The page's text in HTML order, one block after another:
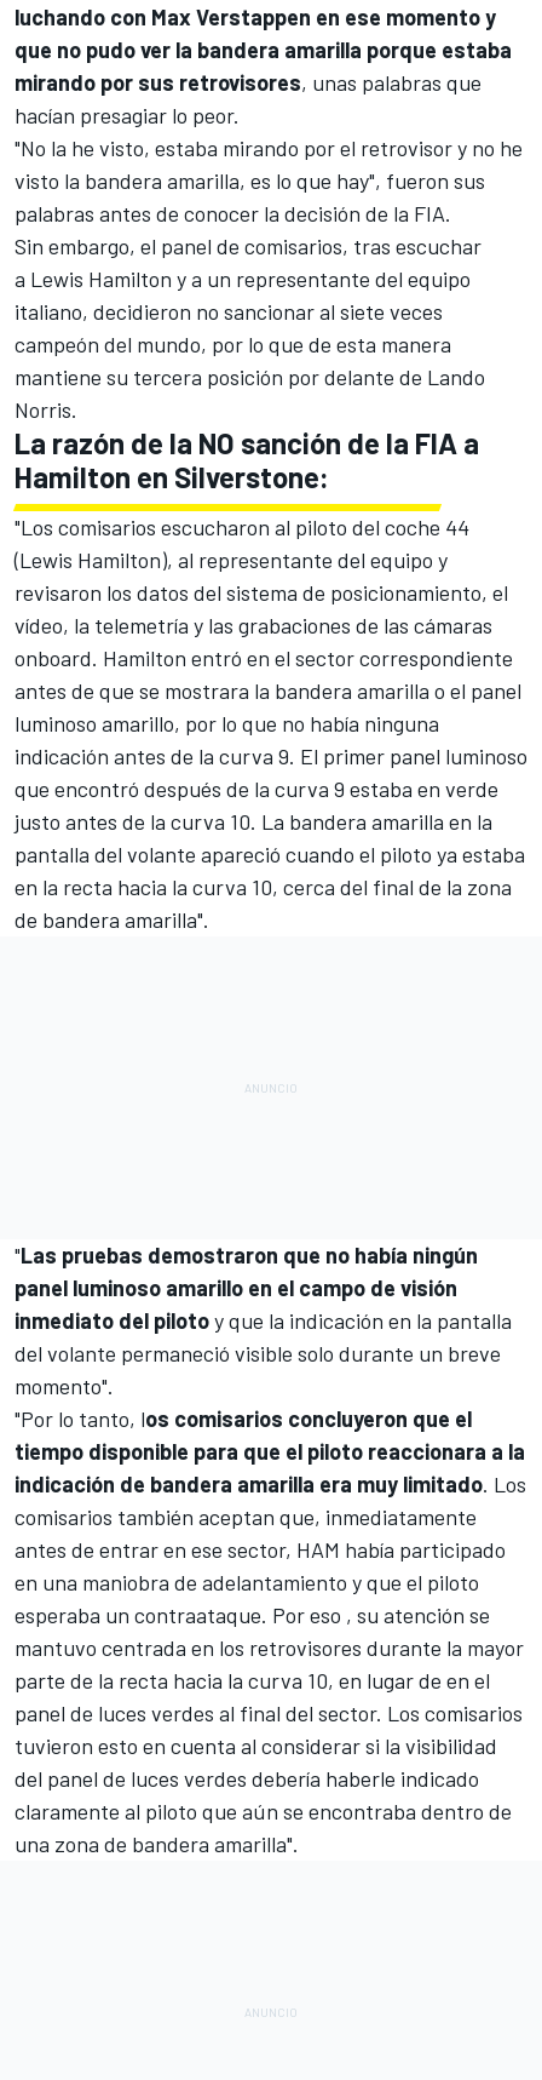
luchando con Max Verstappen en ese momento y
que no pudo ver la bandera amarilla porque estaba
mirando por sus retrovisores, unas palabras que
hacían presagiar lo peor.
"No la he visto, estaba mirando por el retrovisor y no he
visto la bandera amarilla, es lo que hay", fueron sus
palabras antes de conocer la decisión de la FIA.
Sin embargo, el panel de comisarios, tras escuchar
a Lewis Hamilton y a un representante del equipo
italiano, decidieron no sancionar al siete veces
campeón del mundo, por lo que de esta manera
mantiene su tercera posición por delante de Lando
Norris.
La razón de la NO sanción de la FIA a
Hamilton en Silverstone:
"Los comisarios escucharon al piloto del coche 44
(Lewis Hamilton), al representante del equipo y
revisaron los datos del sistema de posicionamiento, el
vídeo, la telemetría y las grabaciones de las cámaras
onboard. Hamilton entró en el sector correspondiente
antes de que se mostrara la bandera amarilla o el panel
luminoso amarillo, por lo que no había ninguna
indicación antes de la curva 9. El primer panel luminoso
que encontró después de la curva 9 estaba en verde
justo antes de la curva 10. La bandera amarilla en la
pantalla del volante apareció cuando el piloto ya estaba
en la recta hacia la curva 10, cerca del final de la zona
de bandera amarilla".
"Las pruebas demostraron que no había ningún
panel luminoso amarillo en el campo de visión
inmediato del pilotoy que la indicación en la pantalla
del volante permaneció visible solo durante un breve
momento".
"Por lo tanto, los comisarios concluyeron que el
tiempo disponible para que el piloto reaccionara a la
indicación de bandera amarilla era muy limitado. Los
comisarios también aceptan que, inmediatamente
antes de entrar en ese sector, HAM había participado
en una maniobra de adelantamiento y que el piloto
esperaba un contraataque. Por eso , su atención se
mantuvo centrada en los retrovisores durante la mayor
parte de la recta hacia la curva 10, en lugar de en el
panel de luces verdes al final del sector. Los comisarios
tuvieron esto en cuenta al considerar si la visibilidad
del panel de luces verdes debería haberle indicado
claramente al piloto que aún se encontraba dentro de
una zona de bandera amarilla".